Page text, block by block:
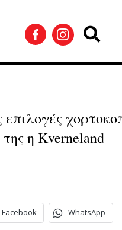
η Kverneland
Facebook WhatsApp